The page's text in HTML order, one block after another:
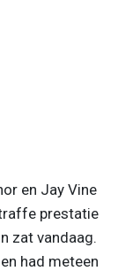
en Jay Vine
prestatie
zat vandaag.
had meteen